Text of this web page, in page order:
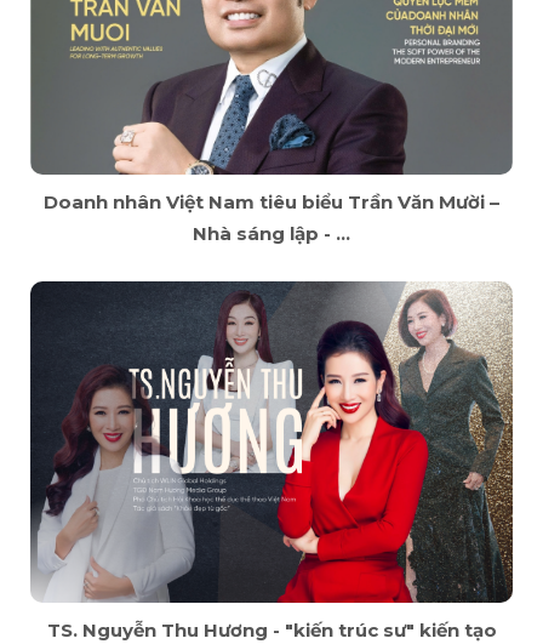
Doanh nhân Việt Nam tiêu biểu Trần Văn Mười –
Nhà sáng lập - ...
TS. Nguyễn Thu Hương - "kiến trúc sư" kiến tạo